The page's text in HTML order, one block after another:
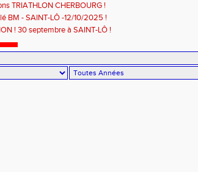
TRIATHLON CHERBOURG !
BM - SAINT-LÔ -12/10/2025 !
! 30 septembre à SAINT-LÔ !